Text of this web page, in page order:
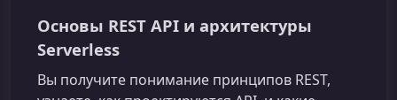
Основы REST API и архитектуры
Serverless
Вы получите понимание принципов REST,